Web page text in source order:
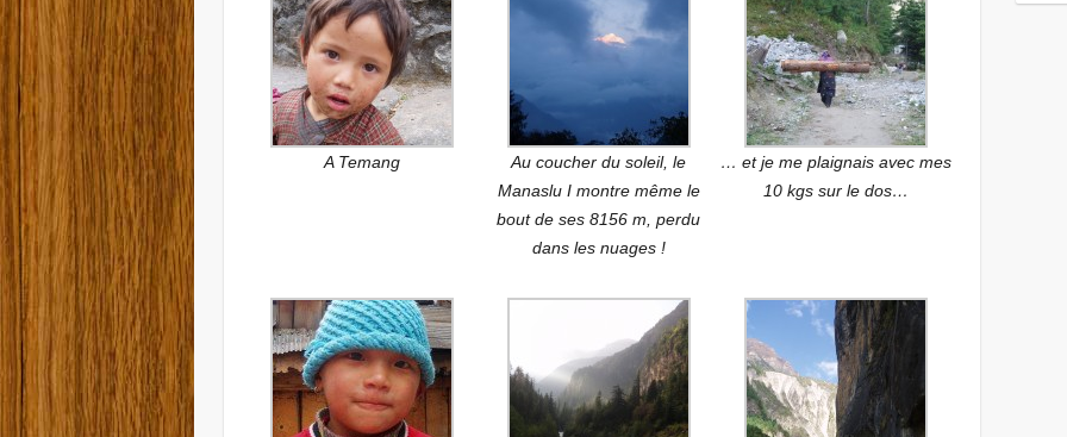
A Temang
Au coucher du soleil, le
Manaslu I montre même le
bout de ses 8156 m, perdu
dans les nuages !
… et je me plaignais avec mes
10 kgs sur le dos…